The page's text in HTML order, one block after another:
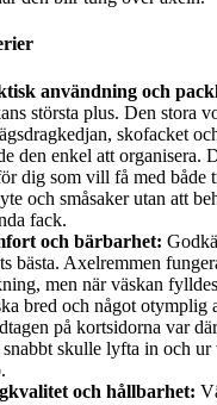
användning och
största plus. Den stora
skofacket
den enkel att organisera.
dig som vill få med både
och småsaker utan att
fack.
och bärbarhet:
bästa. Axelremmen
men när väskan
bred och något otymplig
på kortsidorna var
snabbt skulle lyfta in och
och hållbarhet: